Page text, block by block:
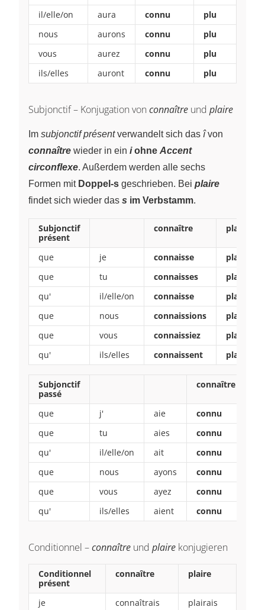
il/elle/on
aura connu
plu
nous
aurons connu
plu
vous
aurez connu
plu
ils/elles
auront connu plu
Subjonctif – Konjugation von connaître und plaire
Im subjonctif présentverwandelt sich das îvon
connaître wieder in ein iohne Accent
circonflexe. Außerdem werden alle sechs
Formen mit Doppel-s geschrieben. Bei plaire
findet sich wieder das s im Verbstamm.
Subjonctif
présent
connaître plaire
que je connaisse
plaise
que
tu connaisses
plaises
qu'
il/elle/on connaisse
plaise
que
nous connaissions
plaisions
que
vous connaissiez
plaisiez
qu'
ils/elles connaissent plaisent
Subjonctif
passé
connaître
que j' aie connu
que
tu aies connu
qu'
il/elle/on ait connu
que
nous ayons connu
que
vous ayez connu
qu'
ils/elles aient connu
Conditionnel –connaître und plaire konjugieren
Conditionnel
présent
connaître plaire
je connaîtrais
plairais